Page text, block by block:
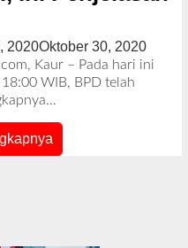
2020Oktober 30, 2020o
l
Kaur – Pada hari ini
WIB, BPD telah